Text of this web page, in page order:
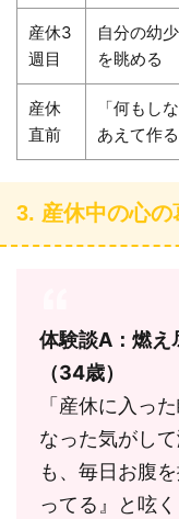
産休3
週目
自分の幼
を眺める
産休
直前
「何もし
あえて作る
3. 産休中の心
体験談A：燃え
（34歳）
「産休に入っ
なった気がし
も、毎日お腹
ってる』と呟